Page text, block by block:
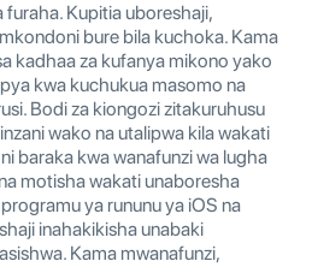
furaha. Kupitia uboreshaji,
bure bila kuchoka. Kama
kadhaa za kufanya mikono yako
kwa kuchukua masomo na
Bodi za kiongozi zitakuruhusu
wako na utalipwa kila wakati
baraka kwa wanafunzi wa lugha
motisha wakati unaboresha
ya rununu ya iOS na
inahakikisha unabaki
Kama mwanafunzi,